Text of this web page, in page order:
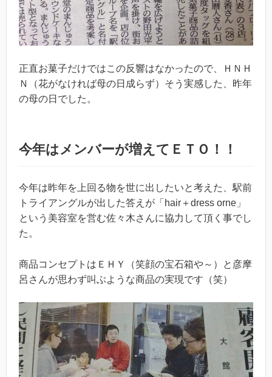
正直お菓子だけではこの反響はなかったので、ＨＮＨ
Ｎ（花がなければ母の日成らず）そう実感した、昨年
の母の日でした。
今年はメンバーが増えてＥＴＯ！！
今年は昨年を上回る物を世に出したいと考えた、駅前
トライアングルが出した答えが「hair＋dress orne」
という美容室を営む佐々木さんに協力して頂く事でし
た。
商品コンセプトはＥＨＹ（笑顔の宝石箱や～）と彦摩
呂さんが思わず叫ぶような商品の実現です（笑）